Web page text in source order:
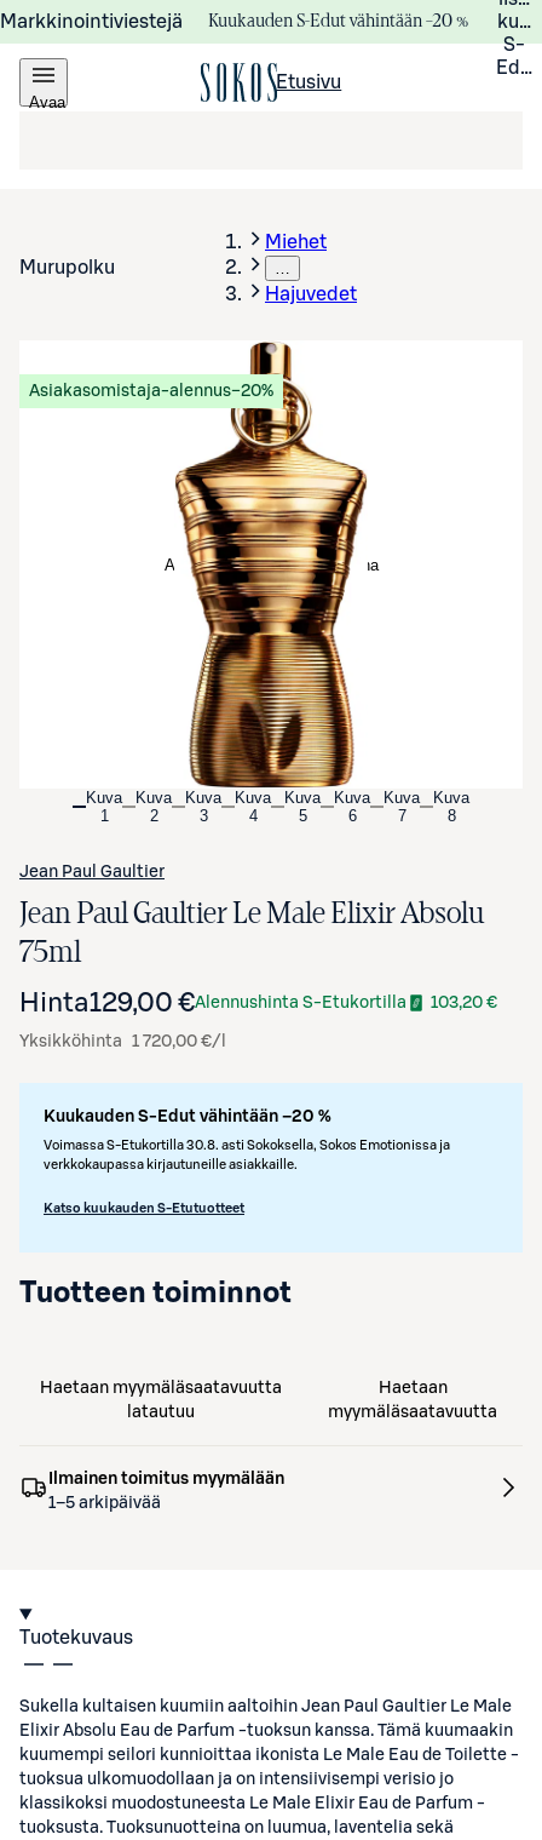
Markkinointiviestejä Kuukauden S-Edut vähintään –20 %
S-
Avaa
Etusivu
Murupolku
Miehet
…
Hajuvedet
Avaa tuotekuva suurennettuna
Asiakasomistaja-alennus−20%
Kuva
1
Kuva
2
Kuva
3
Kuva
4
Kuva
5
Kuva
6
Kuva
7
Kuva
8
Jean Paul Gaultier
Jean Paul Gaultier Le Male Elixir Absolu
75ml
Hinta129,00 €Alennushinta S-Etukortilla 103,20 €
Yksikköhinta 1 720,00 €/l
Kuukauden S-Edut vähintään –20 %
Voimassa S-Etukortilla 30.8. asti Sokoksella, Sokos Emotionissa ja
verkkokaupassa kirjautuneille asiakkaille.
Katso kuukauden S-Etutuotteet
Tuotteen toiminnot
Haetaan myymäläsaatavuutta
latautuu
Haetaan
myymäläsaatavuutta
Ilmainen toimitus myymälään
1–5 arkipäivää
Tuotekuvaus
Sukella kultaisen kuumiin aaltoihin Jean Paul Gaultier Le Male
Elixir Absolu Eau de Parfum -tuoksun kanssa. Tämä kuumaakin
kuumempi seilori kunnioittaa ikonista Le Male Eau de Toilette -
tuoksua ulkomuodollaan ja on intensiivisempi verisio jo
klassikoksi muodostuneesta Le Male Elixir Eau de Parfum -
tuoksusta. Tuoksunuotteina on luumua, laventelia sekä